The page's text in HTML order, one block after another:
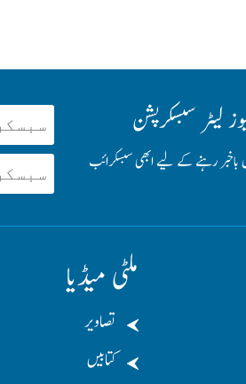
لیٹر سبسکرپشن
رہنے کے لیے ابھی سبسکرائب
ملٹی میڈیا
تصاویر
کتابیں